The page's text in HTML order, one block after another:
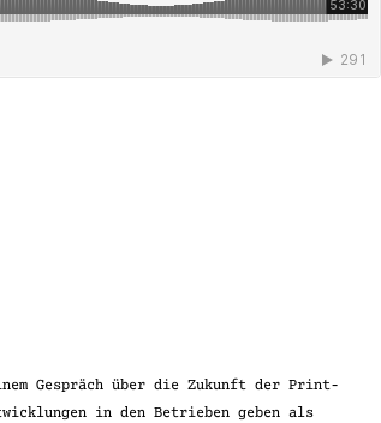
Gespräch über die Zukunft der Print-
in den Betrieben geben als